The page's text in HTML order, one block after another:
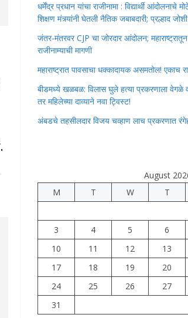
धर्मेंद्र प्रधान यांचा राजीनामा : विद्यार्थी
शिक्षण मंत्र्यांनी घेतली नैतिक जबाबदारी; प्रल्हाद
जंतर-मंतरवर CJP चा जोरदार आंदोलन;
राजीनाम्याची मागणी
महाराष्ट्रात पावसाचा धक्कादायक असमतोल! एकाच
बीडमध्ये खळबळ: विलास घुले हत्या प्रकरणाला वेगळे
तर महिलेच्या दाव्याने नवा ट्विस्ट!
अंबडचे तहसीलदार विजय चव्हाण लाच प्रकरणात
August
M
T W T
3
4 5 6
10
11 12 13
17
18 19 20
24
25 26 27
31